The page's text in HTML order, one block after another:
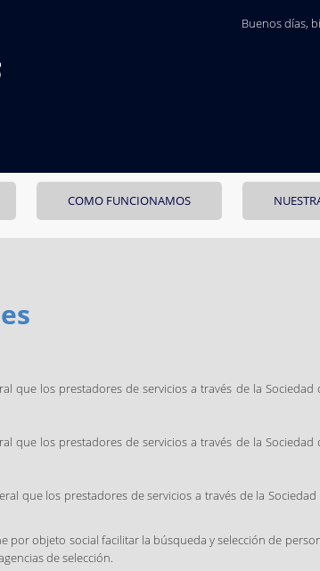
Buenos días,
COMO FUNCIONAMOS
que los prestadores de servicios a través de la
que los prestadores de servicios a través de la
que los prestadores de servicios a través de la
por objeto social facilitar la búsqueda y selección de
de selección.